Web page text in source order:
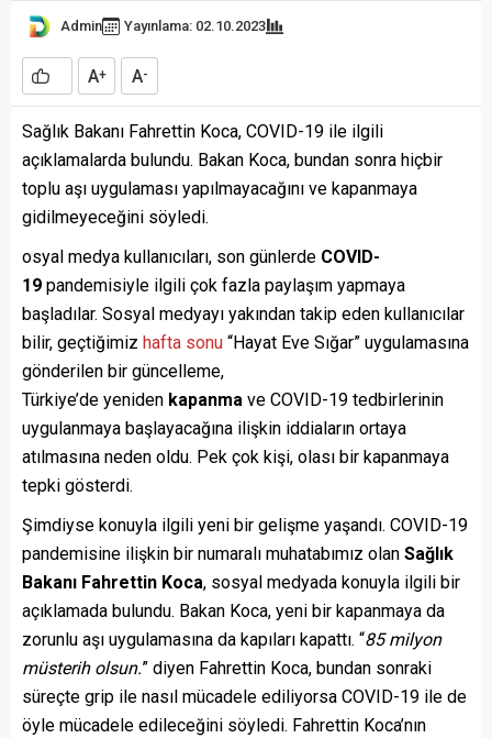
Admin Yayınlama: 02.10.2023
A+ A-
Sağlık Bakanı Fahrettin Koca, COVID-19 ile ilgili
açıklamalarda bulundu. Bakan Koca, bundan sonra hiçbir
toplu aşı uygulaması yapılmayacağını ve kapanmaya
gidilmeyeceğini söyledi.
osyal medya kullanıcıları, son günlerde COVID-
19 pandemisiyle ilgili çok fazla paylaşım yapmaya
başladılar. Sosyal medyayı yakından takip eden kullanıcılar
bilir, geçtiğimiz hafta sonu “Hayat Eve Sığar” uygulamasına
gönderilen bir güncelleme,
Türkiye’de yeniden kapanma ve COVID-19 tedbirlerinin
uygulanmaya başlayacağına ilişkin iddiaların ortaya
atılmasına neden oldu. Pek çok kişi, olası bir kapanmaya
tepki gösterdi.
Şimdiyse konuyla ilgili yeni bir gelişme yaşandı. COVID-19
pandemisine ilişkin bir numaralı muhatabımız olan Sağlık
Bakanı Fahrettin Koca, sosyal medyada konuyla ilgili bir
açıklamada bulundu. Bakan Koca, yeni bir kapanmaya da
zorunlu aşı uygulamasına da kapıları kapattı. “85 milyon
müsterih olsun.” diyen Fahrettin Koca, bundan sonraki
süreçte grip ile nasıl mücadele ediliyorsa COVID-19 ile de
öyle mücadele edileceğini söyledi. Fahrettin Koca’nın